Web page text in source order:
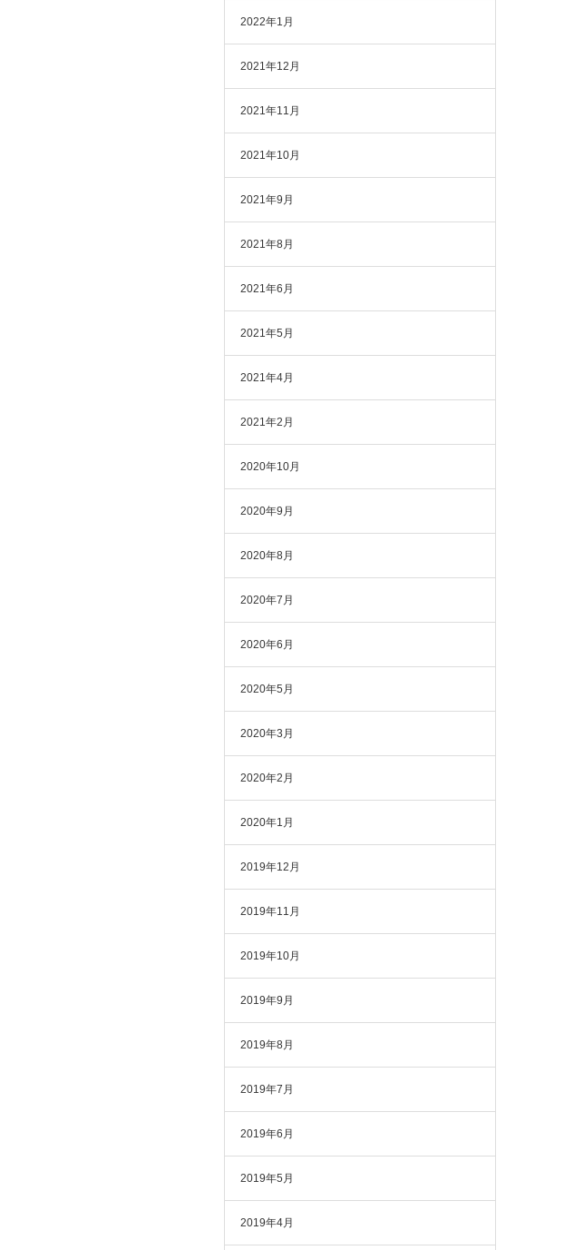
2022年1月
2021年12月
2021年11月
2021年10月
2021年9月
2021年8月
2021年6月
2021年5月
2021年4月
2021年2月
2020年10月
2020年9月
2020年8月
2020年7月
2020年6月
2020年5月
2020年3月
2020年2月
2020年1月
2019年12月
2019年11月
2019年10月
2019年9月
2019年8月
2019年7月
2019年6月
2019年5月
2019年4月